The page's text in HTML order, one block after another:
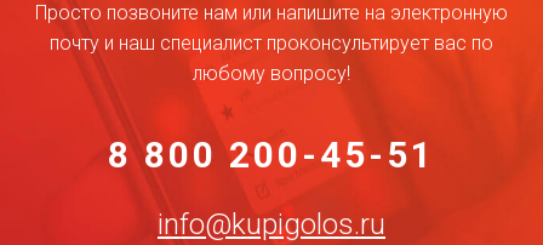
Просто позвоните нам или напишите на электронную
почту и наш специалист проконсультирует вас по
любому вопросу!
8 800 200-45-51
info@kupigolos.ru